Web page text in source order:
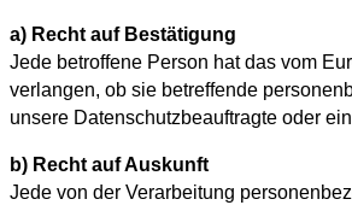
a) Recht auf Bestätigung
Jede betroffene Person hat das vom
verlangen, ob sie betreffende
unsere Datenschutzbeauftragte oder
b) Recht auf Auskunft
Jede von der Verarbeitung